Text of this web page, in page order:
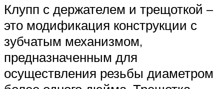
Клупп с держателем и трещоткой –
это модификация конструкции с
зубчатым механизмом,
предназначенным для
осуществления резьбы диаметром